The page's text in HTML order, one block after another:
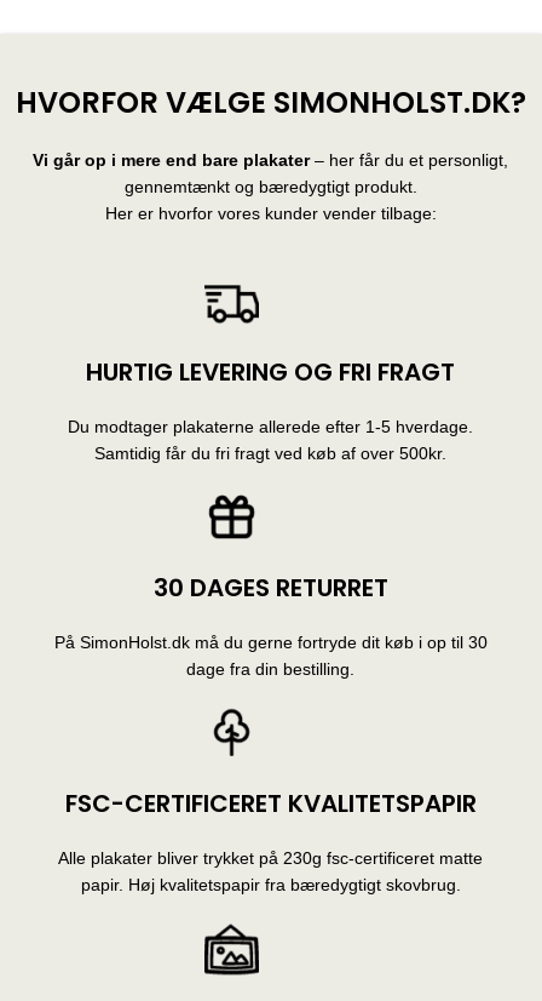
HVORFOR VÆLGE SIMONHOLST.DK?
Vi går op i mere end bare plakater– her får du et personligt,
gennemtænkt og bæredygtigt produkt.
Her er hvorfor vores kunder vender tilbage:
HURTIG LEVERING OG FRI FRAGT
Du modtager plakaterne allerede efter 1-5 hverdage.
Samtidig får du fri fragt ved køb af over 500kr.
30 DAGES RETURRET
På SimonHolst.dk må du gerne fortryde dit køb i op til 30
dage fra din bestilling.
FSC-CERTIFICERET KVALITETSPAPIR
Alle plakater bliver trykket på 230g fsc-certificeret matte
papir. Høj kvalitetspapir fra bæredygtigt skovbrug.